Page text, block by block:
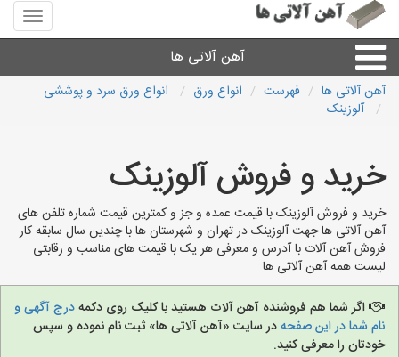
منوی
سایت
آلاتی
آهن آلاتی ها
ورق
لوله و اتصالات
آهن آلاتی های شهرها
آهن آلاتی ها فهرست انواع ورق
انواع ورق سرد و پوششی
آلوزینک
خرید و فروش آلوزینک
خرید و فروش آلوزینک با قیمت عمده و جز و کمترین قیمت شماره تلفن های
آهن آلاتی ها جهت آلوزینک در تهران و شهرستان ها با چندین سال سابقه کار
فروش آهن آلات با آدرس و معرفی هر یک با قیمت های مناسب و رقابتی
لیست همه آهن آلاتی ها
اگر شما هم فروشنده آهن آلات هستید با کلیک روی دکمهدرج آگهی و
نام شما در این صفحهدر سایت «آهن آلاتی ها» ثبت نام نموده و سپس
خودتان را معرفی کنید.